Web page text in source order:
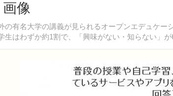
像
の有名大学の講義が見られるオープンエデュケー
生はわずか約1割で、「興味がない・知らない」